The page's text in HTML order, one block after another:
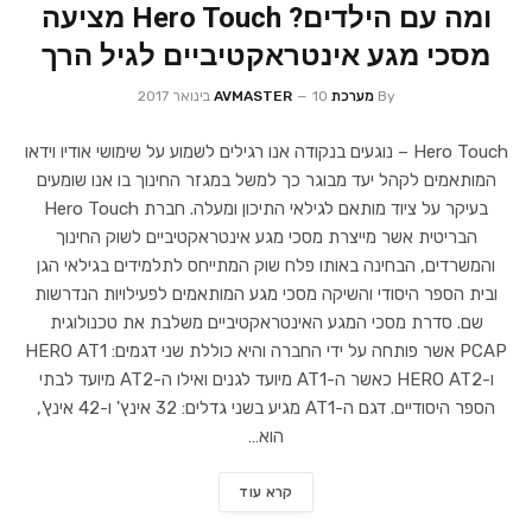
ומה עם הילדים? Hero Touch מציעה
מסכי מגע אינטראקטיביים לגיל הרך
By מערכת AVMASTER 10 בינואר 2017
Hero Touch – נוגעים בנקודה אנו רגילים לשמוע על שימושי אודיו וידאו
המותאמים לקהל יעד מבוגר כך למשל במגזר החינוך בו אנו שומעים
בעיקר על ציוד מותאם לגילאי התיכון ומעלה. חברת Hero Touch
הבריטית אשר מייצרת מסכי מגע אינטראקטיביים לשוק החינוך
והמשרדים, הבחינה באותו פלח שוק המתייחס לתלמידים בגילאי הגן
ובית הספר היסודי והשיקה מסכי מגע המותאמים לפעילויות הנדרשות
שם. סדרת מסכי המגע האינטראקטיביים משלבת את טכנולוגית
PCAP אשר פותחה על ידי החברה והיא כוללת שני דגמים: HERO AT1
ו-HERO AT2 כאשר ה-AT1 מיועד לגנים ואילו ה-AT2 מיועד לבתי
הספר היסודיים. דגם ה-AT1 מגיע בשני גדלים: 32 אינץ' ו-42 אינץ',
הוא…
קרא עוד